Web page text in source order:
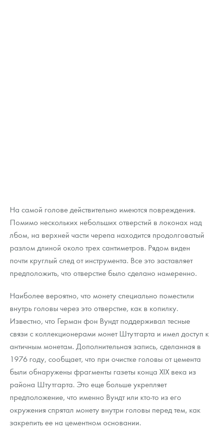
На самой голове действительно имеются повреждения.
Помимо нескольких небольших отверстий в локонах над
лбом, на верхней части черепа находится продолговатый
разлом длиной около трех сантиметров. Рядом виден
почти круглый след от инструмента. Все это заставляет
предположить, что отверстие было сделано намеренно.
Наиболее вероятно, что монету специально поместили
внутрь головы через это отверстие, как в копилку.
Известно, что Герман фон Вундт поддерживал тесные
связи с коллекционерами монет Штутгарта и имел доступ к
античным монетам. Дополнительная запись, сделанная в
1976 году, сообщает, что при очистке головы от цемента
были обнаружены фрагменты газеты конца XIX века из
района Штутгарта. Это еще больше укрепляет
предположение, что именно Вундт или кто-то из его
окружения спрятал монету внутри головы перед тем, как
закрепить ее на цементном основании.